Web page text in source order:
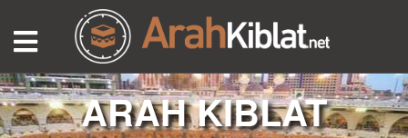
ARAH KIBLAT